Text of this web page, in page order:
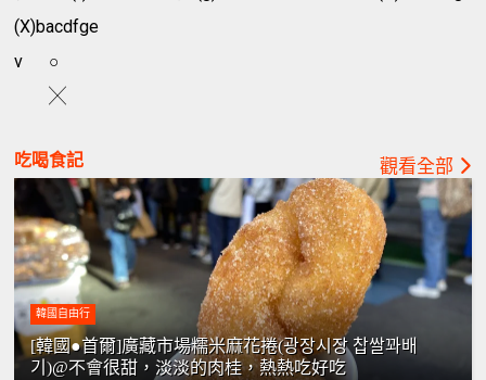
(X)bacdfge
v
○
╳
吃喝食記 觀看全部
韓國自由行
[韓國●首爾]廣藏市場糯米麻花捲(광장시장 찹쌀꽈배
기)@不會很甜，淡淡的肉桂，熱熱吃好吃